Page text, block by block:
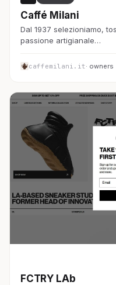
Caffé Milani
Dal 1937 selezioniamo,
passione artigianale…
caffemilani.it· owners
FCTRY LAb